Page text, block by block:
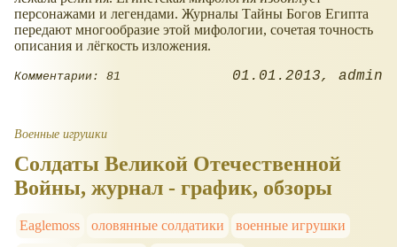
персонажами и легендами. Журналы Тайны Богов Египта
передают многообразие этой мифологии, сочетая точность
описания и лёгкость изложения.
Комментарии: 81 01.01.2013 admin
Военные игрушки
Солдаты Великой Отечественной
Войны, журнал - график, обзоры
Eaglemoss оловянные солдатики
военные игрушки